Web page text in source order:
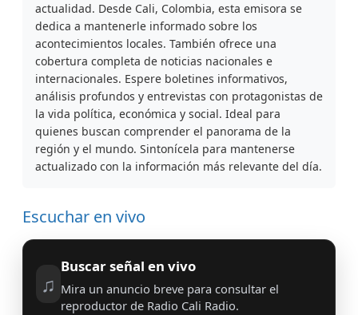
actualidad. Desde Cali, Colombia, esta emisora se
dedica a mantenerle informado sobre los
acontecimientos locales. También ofrece una
cobertura completa de noticias nacionales e
internacionales. Espere boletines informativos,
análisis profundos y entrevistas con protagonistas de
la vida política, económica y social. Ideal para
quienes buscan comprender el panorama de la
región y el mundo. Sintonícela para mantenerse
actualizado con la información más relevante del día.
Escuchar en vivo
♫
Buscar señal en vivo
Mira un anuncio breve para consultar el
reproductor de Radio Cali Radio.